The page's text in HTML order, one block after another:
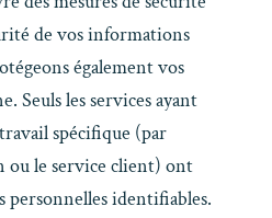
de vos informations
également vos
Seuls les services ayant
spécifique (par
ou le service client) ont
personnelles identifiables.